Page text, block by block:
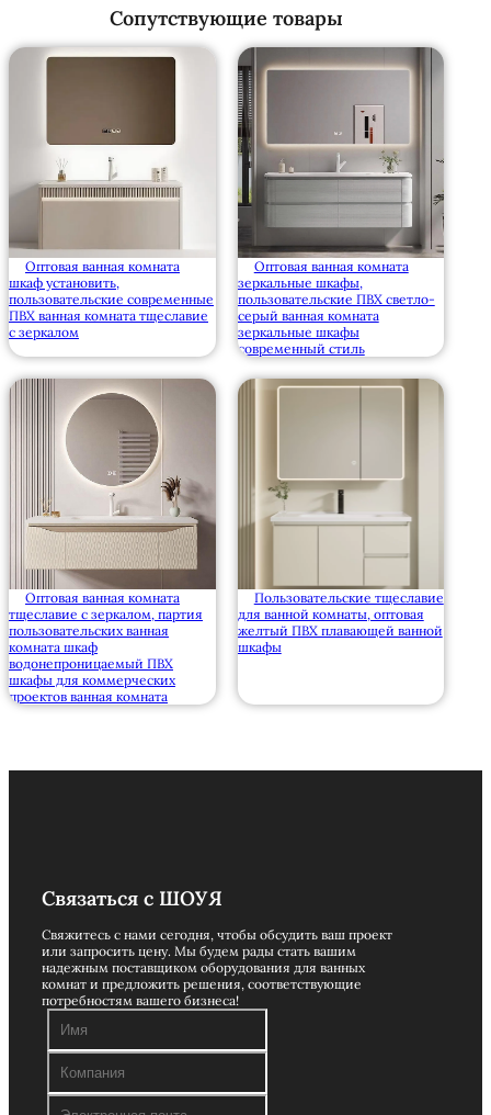
Сопутствующие товары
Оптовая ванная комната
шкаф установить,
пользовательские современные
ПВХ ванная комната тщеславие
с зеркалом
Оптовая ванная комната
зеркальные шкафы,
пользовательские ПВХ светло-
серый ванная комната
зеркальные шкафы
современный стиль
Оптовая ванная комната
тщеславие с зеркалом, партия
пользовательских ванная
комната шкаф
водонепроницаемый ПВХ
шкафы для коммерческих
проектов ванная комната
Пользовательские тщеславие
для ванной комнаты, оптовая
желтый ПВХ плавающей ванной
шкафы
Связаться с ШОУЯ
Свяжитесь с нами сегодня, чтобы обсудить ваш проект
или запросить цену. Мы будем рады стать вашим
надежным поставщиком оборудования для ванных
комнат и предложить решения, соответствующие
потребностям вашего бизнеса!